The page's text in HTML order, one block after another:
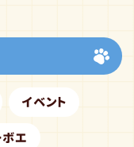
イベント
エ